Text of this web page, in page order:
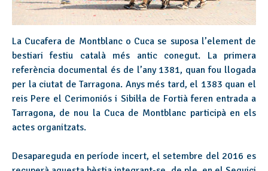
La Cucafera de Montblanc o Cuca se suposa l’element de
bestiari festiu català més antic conegut. La primera
referència documental és de l’any 1381, quan fou llogada
per la ciutat de Tarragona. Anys més tard, el 1383 quan el
reis Pere el Cerimoniós i Sibil·la de Fortià feren entrada a
Tarragona, de nou la Cuca de Montblanc participà en els
actes organitzats.
Desapareguda en període incert, el setembre del 2016 es